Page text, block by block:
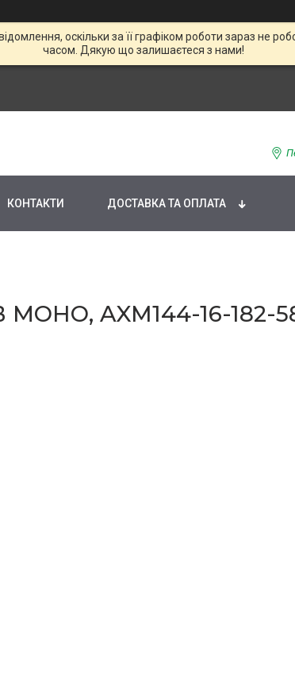
оскільки за її графіком роботи зараз не
часом. Дякую що залишаєтеся з нами!
КОНТАКТИ ДОСТАВКА ТА ОПЛАТА
AXM144-16-182-